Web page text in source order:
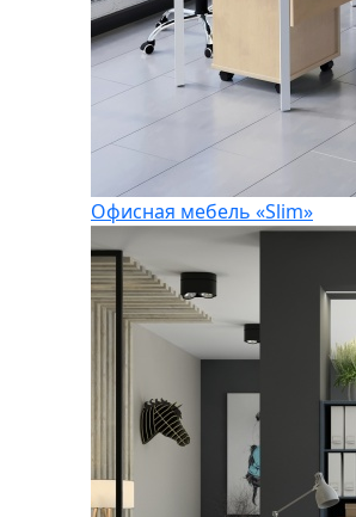
Офисная мебель «Slim»